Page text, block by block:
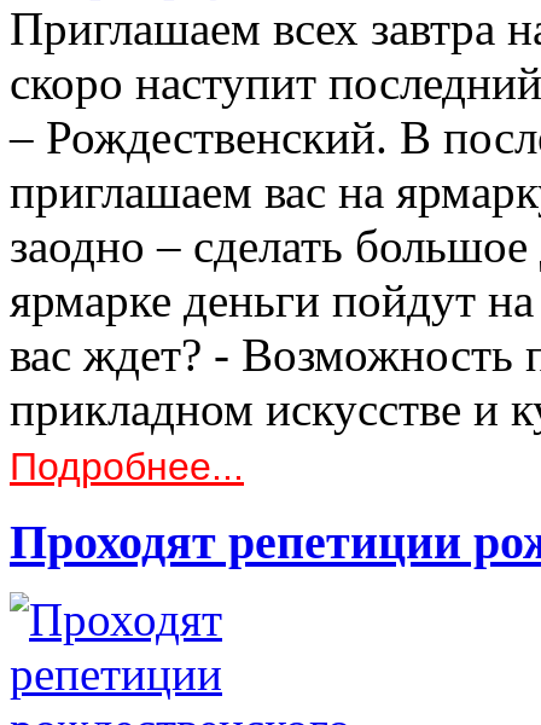
Приглашаем всех
скоро наступит
– Рождественский. В
приглашаем вас на
заодно – сделать
ярмарке деньги пойдут
вас ждет? - Возможность
прикладном искусстве и
Подробнее...
Проходят репетиции